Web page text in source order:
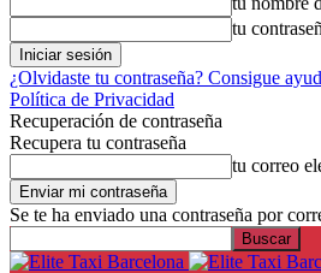
tu
¿Olvidaste tu contraseña? Consigue
Política de Privacidad
Recuperación de contraseña
Recupera tu contraseña
tu correo
Se te ha enviado una contraseña por